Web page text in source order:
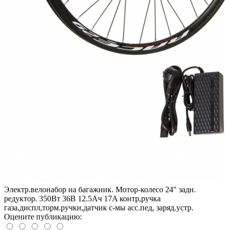
Электр.велонабор на багажник. Мотор-колесо 24" задн.
редуктор. 350Вт 36В 12.5Ач 17A контр,ручка
газа,диспл,торм.ручки,датчик с-мы асс.пед, заряд.устр.
Оцените публикацию: